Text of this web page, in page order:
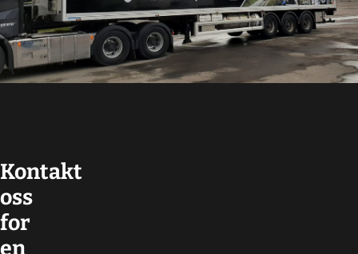
Kontakt
oss
for
en